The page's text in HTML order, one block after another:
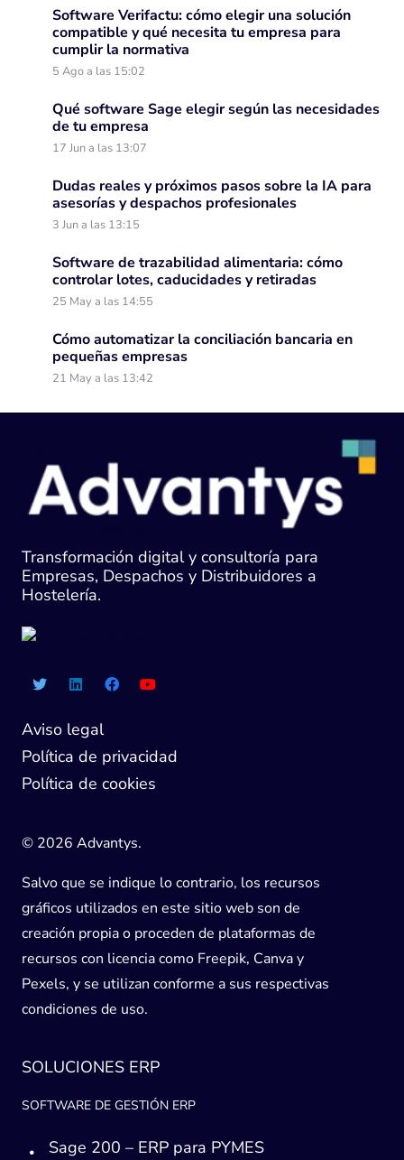
Software Verifactu: cómo elegir una solución
compatible y qué necesita tu empresa para
cumplir la normativa
5 Ago a las 15:02
Qué software Sage elegir según las necesidades
de tu empresa
17 Jun a las 13:07
Dudas reales y próximos pasos sobre la IA para
asesorías y despachos profesionales
3 Jun a las 13:15
Software de trazabilidad alimentaria: cómo
controlar lotes, caducidades y retiradas
25 May a las 14:55
Cómo automatizar la conciliación bancaria en
pequeñas empresas
21 May a las 13:42
Transformación digital y consultoría para
Empresas, Despachos y Distribuidores a
Hostelería.
Aviso legal
Política de privacidad
Política de cookies
© 2026 Advantys.
Salvo que se indique lo contrario, los recursos
gráficos utilizados en este sitio web son de
creación propia o proceden de plataformas de
recursos con licencia como Freepik, Canva y
Pexels, y se utilizan conforme a sus respectivas
condiciones de uso.
SOLUCIONES ERP
SOFTWARE DE GESTIÓN ERP
Sage 200 – ERP para PYMES